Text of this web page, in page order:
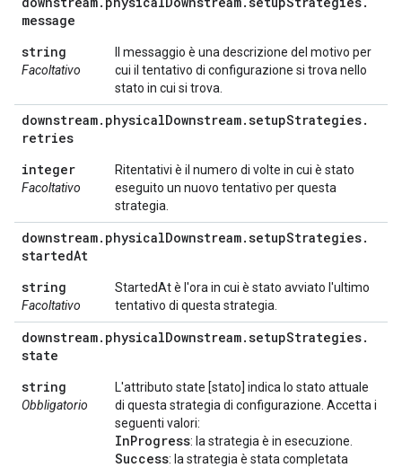
message
string
Facoltativo
Il messaggio è una descrizione del motivo per
cui il tentativo di configurazione si trova nello
stato in cui si trova.
downstream. physicalDownstream.setupStrategies.
retries
integer
Facoltativo
Ritentativi è il numero di volte in cui è stato
eseguito un nuovo tentativo per questa
strategia.
downstream. physicalDownstream.setupStrategies.
startedAt
string
Facoltativo
StartedAt è l'ora in cui è stato avviato l'ultimo
tentativo di questa strategia.
downstream. physicalDownstream.setupStrategies.
state
string
Obbligatorio
L'attributo state [stato] indica lo stato attuale
di questa strategia di configurazione. Accetta i
seguenti valori:
InProgress: la strategia è in esecuzione.
Success: la strategia è stata completata